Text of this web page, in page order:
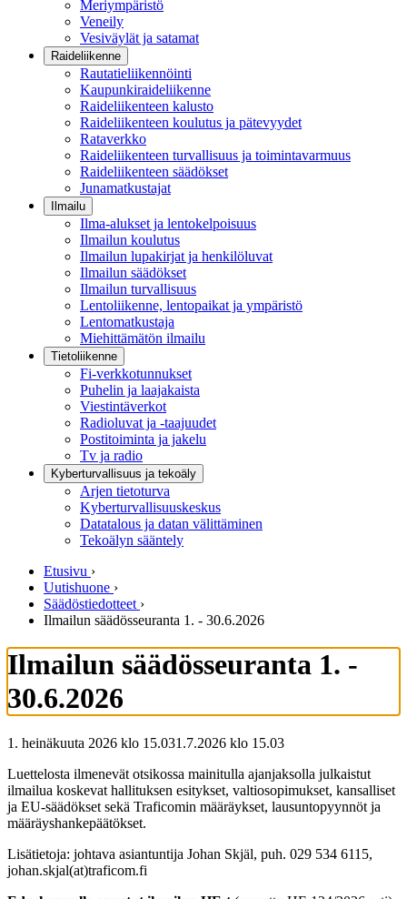
Meriympäristö
Veneily
Vesiväylät ja satamat
Raideliikenne
Rautatieliikennöinti
Kaupunkiraideliikenne
Raideliikenteen kalusto
Raideliikenteen koulutus ja pätevyydet
Rataverkko
Raideliikenteen turvallisuus ja toimintavarmuus
Raideliikenteen säädökset
Junamatkustajat
Ilmailu
Ilma-alukset ja lentokelpoisuus
Ilmailun koulutus
Ilmailun lupakirjat ja henkilöluvat
Ilmailun säädökset
Ilmailun turvallisuus
Lentoliikenne, lentopaikat ja ympäristö
Lentomatkustaja
Miehittämätön ilmailu
Tietoliikenne
Fi-verkkotunnukset
Puhelin ja laajakaista
Viestintäverkot
Radioluvat ja -taajuudet
Postitoiminta ja jakelu
Tv ja radio
Kyberturvallisuus ja tekoäly
Arjen tietoturva
Kyberturvallisuuskeskus
Datatalous ja datan välittäminen
Tekoälyn sääntely
Etusivu ›
Uutishuone ›
Säädöstiedotteet ›
Ilmailun säädösseuranta 1. - 30.6.2026
Ilmailun säädösseuranta 1. -
30.6.2026
1. heinäkuuta 2026 klo 15.031.7.2026 klo 15.03
Luettelosta ilmenevät otsikossa mainitulla ajanjaksolla julkaistut
ilmailua koskevat hallituksen esitykset, valtiosopimukset, kansalliset
ja EU-säädökset sekä Traficomin määräykset, lausuntopyynnöt ja
määräyshankepäätökset.
Lisätietoja: johtava asiantuntija Johan Skjäl, puh. 029 534 6115,
johan.skjal(at)traficom.fi